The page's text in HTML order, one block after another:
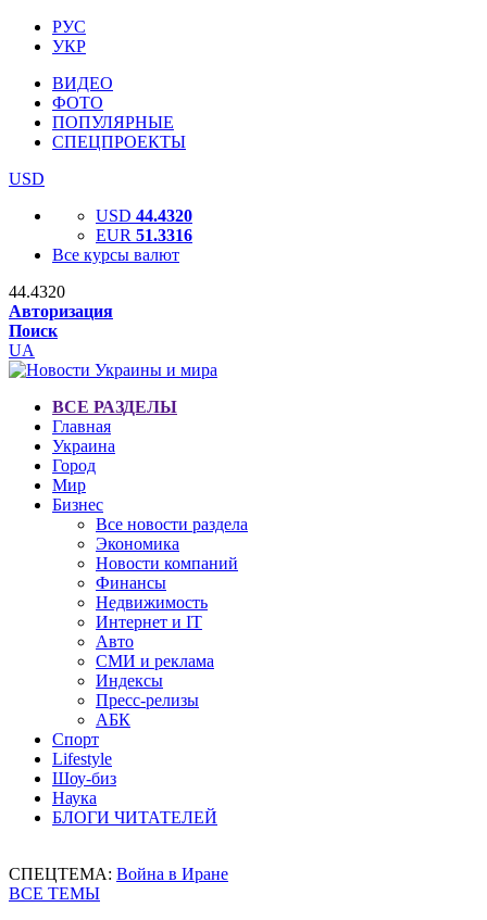
РУС
УКР
ВИДЕО
ФОТО
ПОПУЛЯРНЫЕ
СПЕЦПРОЕКТЫ
USD
USD 44.4320
EUR 51.3316
Все курсы валют
44.4320
Авторизация
Поиск
UA
ВСЕ РАЗДЕЛЫ
Главная
Украина
Город
Мир
Бизнес
Все новости раздела
Экономика
Новости компаний
Финансы
Недвижимость
Интернет и IT
Авто
СМИ и реклама
Индексы
Пресс-релизы
АБК
Спорт
Lifestyle
Шоу-биз
Наука
БЛОГИ ЧИТАТЕЛЕЙ
СПЕЦТЕМА: Война в Иране
ВСЕ ТЕМЫ